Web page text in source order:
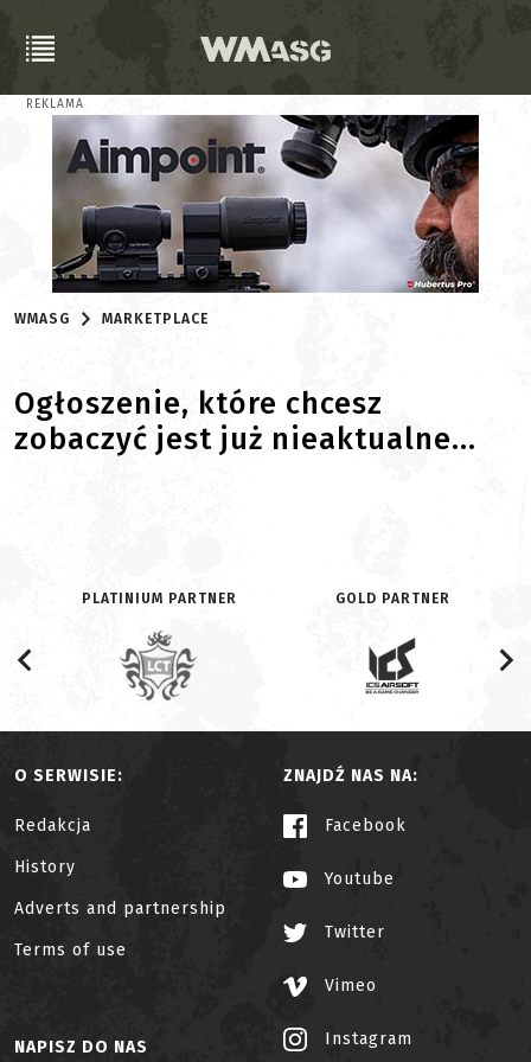
REKLAMA
WMASG MARKETPLACE
Ogłoszenie, które chcesz
zobaczyć jest już nieaktualne...
PLATINIUM PARTNER GOLD PARTNER
O SERWISIE:
Redakcja
History
Adverts and partnership
Terms of use
ZNAJDŹ NAS NA:
Facebook
Youtube
Twitter
Vimeo
Instagram
NAPISZ DO NAS